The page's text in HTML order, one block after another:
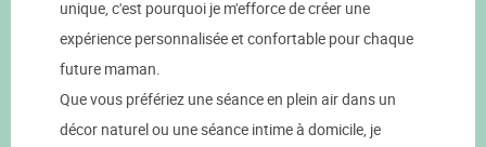
unique, c'est pourquoi je m'efforce de créer une
expérience personnalisée et confortable pour chaque
future maman.
Que vous préfériez une séance en plein air dans un
décor naturel ou une séance intime à domicile, je